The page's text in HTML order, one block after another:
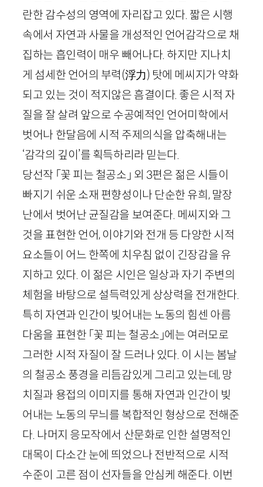
란한 감수성의 영역에 자리잡고 있다. 짧은 시행
속에서 자연과 사물을 개성적인 언어감각으로 채
집하는 흡인력이 매우 빼어나다. 하지만 지나치
게 섬세한 언어의 부력(浮力) 탓에 메씨지가 약화
되고 있는 것이 적지않은 흠결이다. 좋은 시적 자
질을 잘 살려 앞으로 수공예적인 언어미학에서
벗어나 한달음에 시적 주제의식을 압축해내는
‘감각의 깊이’를 획득하리라 믿는다.
당선작 「꽃 피는 철공소」 외 3편은 젊은 시들이
빠지기 쉬운 소재 편향성이나 단순한 유희, 말장
난에서 벗어난 균질감을 보여준다. 메씨지와 그
것을 표현한 언어, 이야기와 전개 등 다양한 시적
요소들이 어느 한쪽에 치우침 없이 긴장감을 유
지하고 있다. 이 젊은 시인은 일상과 자기 주변의
체험을 바탕으로 설득력있게 상상력을 전개한다.
특히 자연과 인간이 빚어내는 노동의 힘센 아름
다움을 표현한 「꽃 피는 철공소」에는 여러모로
그러한 시적 자질이 잘 드러나 있다. 이 시는 봄날
의 철공소 풍경을 리듬감있게 그리고 있는데, 망
치질과 용접의 이미지를 통해 자연과 인간이 빚
어내는 노동의 무늬를 복합적인 형상으로 전해준
다. 나머지 응모작에서 산문화로 인한 설명적인
대목이 다소간 눈에 띄었으나 전반적으로 시적
수준이 고른 점이 선자들을 안심케 해준다. 이번